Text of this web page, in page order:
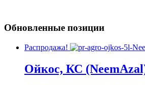
Обновленные позиции
Распродажа!
Ойкос, КС